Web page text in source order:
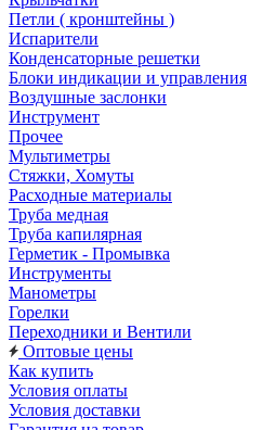
Петли ( кронштейны )
Испарители
Конденсаторные решетки
Блоки индикации и управления
Воздушные заслонки
Инструмент
Прочее
Мультиметры
Стяжки, Хомуты
Расходные материалы
Труба медная
Труба капилярная
Герметик - Промывка
Инструменты
Манометры
Горелки
Переходники и Вентили
Оптовые цены
Как купить
Условия оплаты
Условия доставки